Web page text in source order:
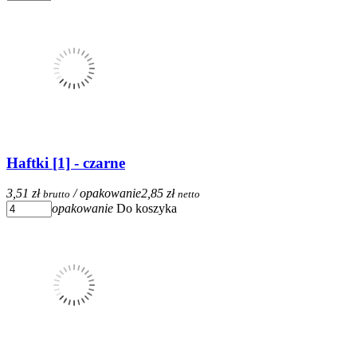
Haftki [1] - czarne
3,51 zł brutto / opakowanie2,85 zł netto
opakowanie Do koszyka